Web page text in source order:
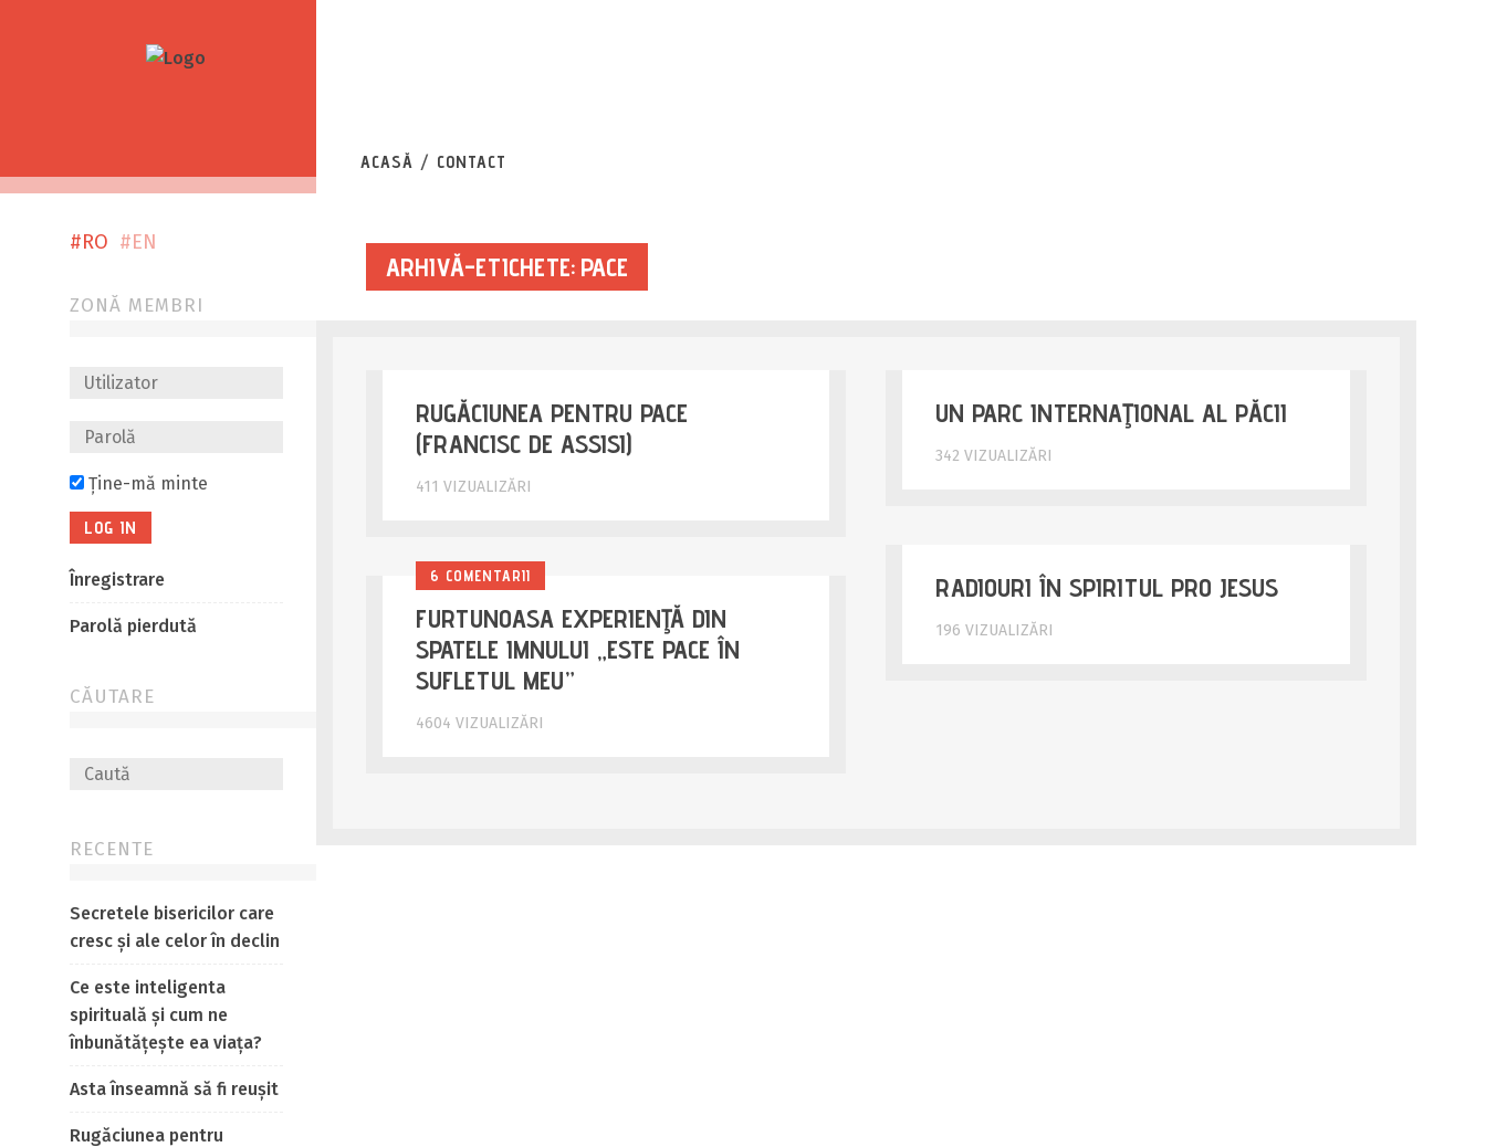
#RO #EN
ZONĂ MEMBRI
Ține-mă minte
Înregistrare
Parolă pierdută
CĂUTARE
RECENTE
Secretele bisericilor care
cresc și ale celor în declin
Ce este inteligenta
spirituală și cum ne
înbunătățește ea viața?
Asta înseamnă să fi reușit
Rugăciunea pentru
ACASĂ CONTACT
ARHIVĂ-ETICHETE: PACE
RUGĂCIUNEA PENTRU PACE
(FRANCISC DE ASSISI)
411 VIZUALIZĂRI
UN PARC INTERNAŢIONAL AL PĂCII
342 VIZUALIZĂRI
RADIOURI ÎN SPIRITUL PRO JESUS
196 VIZUALIZĂRI
6 COMENTARII
FURTUNOASA EXPERIENŢĂ DIN
SPATELE IMNULUI „ESTE PACE ÎN
SUFLETUL MEU”
4604 VIZUALIZĂRI